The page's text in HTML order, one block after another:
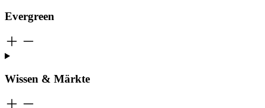
Evergreen
Wissen & Märkte